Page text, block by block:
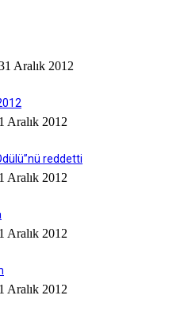
Aralık 2012
1 Aralık 2012
reddetti
1 Aralık 2012
1 Aralık 2012
1 Aralık 2012